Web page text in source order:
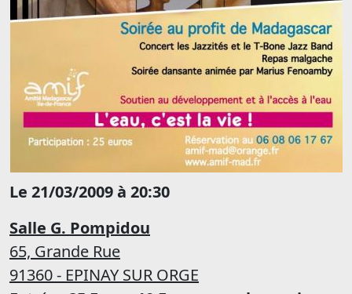
Le 21/03/2009 à 20:30
Salle G. Pompidou
65, Grande Rue
91360 - EPINAY SUR ORGE